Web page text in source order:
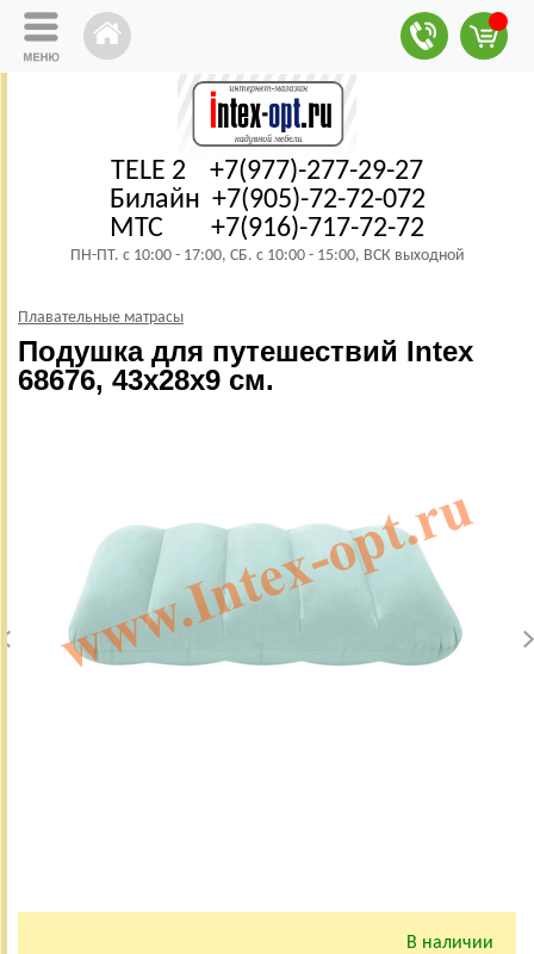
TELE 2 +7(977)-277-29-27
Билайн +7(905)-72-72-072
МТС +7(916)-717-72-72
ПН-ПТ. с 10:00 - 17:00, СБ. с 10:00 - 15:00, ВСК выходной
Плавательные матрасы
Подушка для путешествий Intex
68676, 43х28х9 см.
В наличии